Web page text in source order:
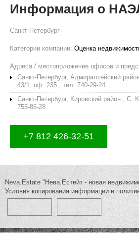
Информация о
Санкт-Петербург
Категории компании: Оценка
Адреса / местоположение офисов и
Санкт-Петербург, Адмиралтейский
43/1, оф. 235 , тел: 740-29-24
Санкт-Петербург, Кировский район , С.
755-86-28
+7 812 426-32-51
Neva.Estate "Нева.Естейт - новая
Условия копирования информации и